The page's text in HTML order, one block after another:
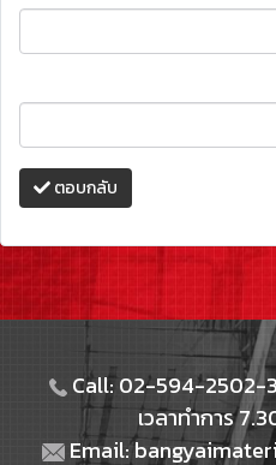
ตอบกลับ
Call: 02-594-2502-3
เวลาทำการ
Email: